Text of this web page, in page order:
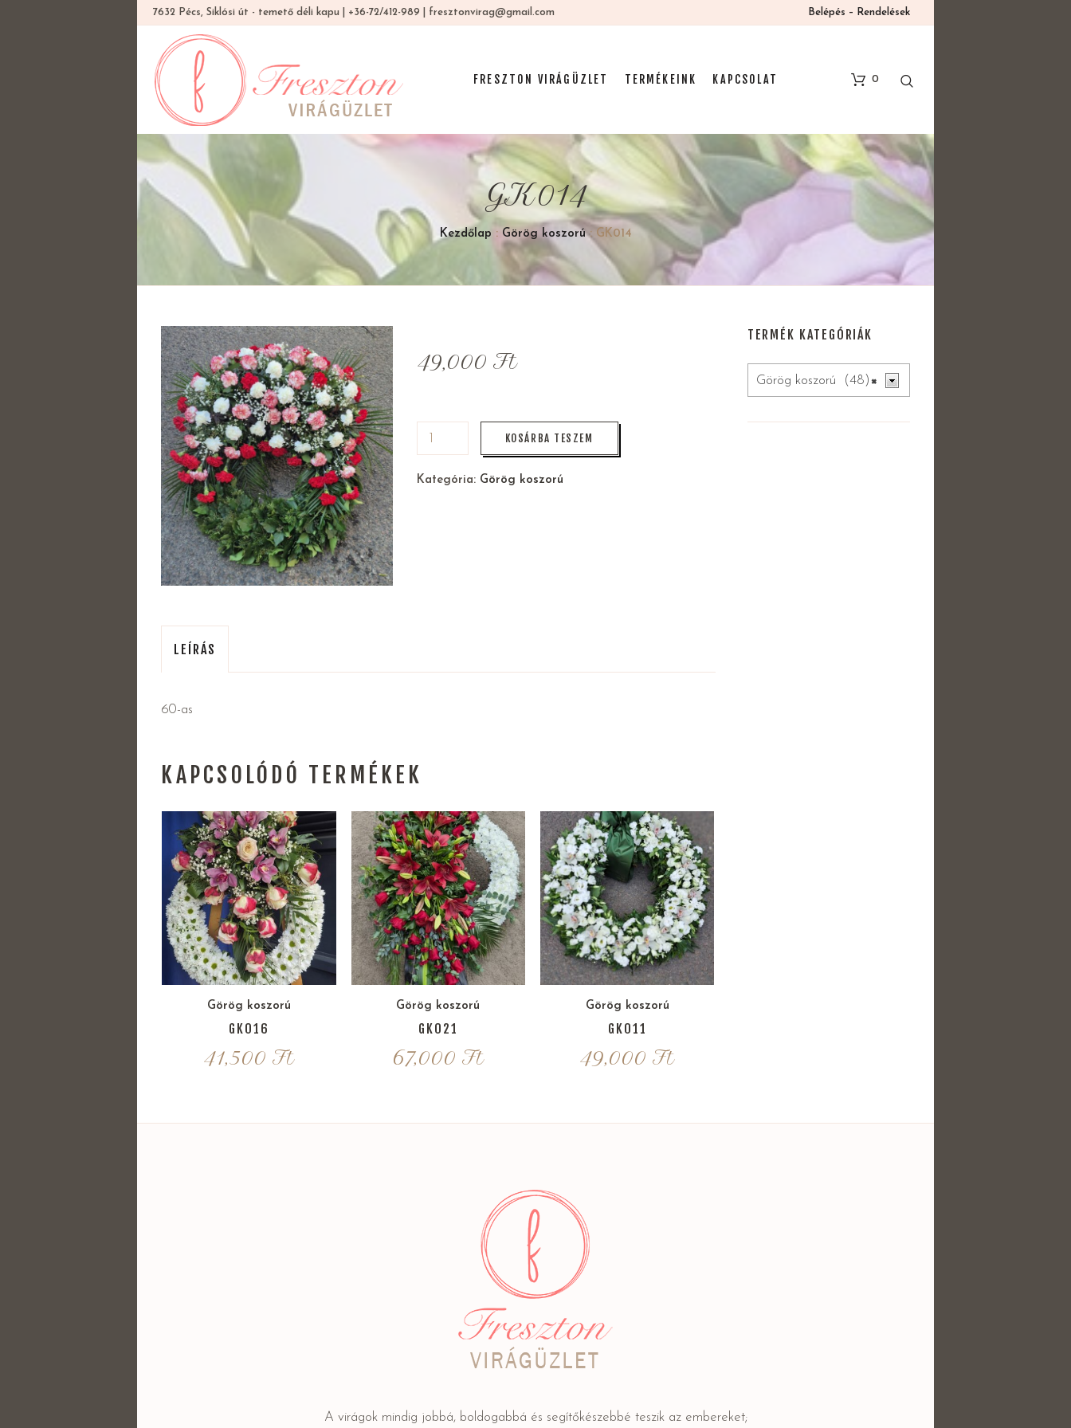
Belépés – Rendelések
7632 Pécs, Siklósi út - temető déli kapu | +36-72/412-989 | fresztonvirag@gmail.com
0
FRESZTON VIRÁGÜZLET TERMÉKEINK KAPCSOLAT
GK014
Kezdőlap : Görög koszorú: GK014
49,000 Ft
KOSÁRBA TESZEM
Kategória: Görög koszorú
LEÍRÁS
60-as
KAPCSOLÓDÓ TERMÉKEK
Görög koszorú
GK016
41,500 Ft
Görög koszorú
GK021
67,000 Ft
Görög koszorú
GK011
49,000 Ft
TERMÉK KATEGÓRIÁK
×
Görög koszorú (48)
A virágok mindig jobbá, boldogabbá és segítőkészebbé teszik az embereket;